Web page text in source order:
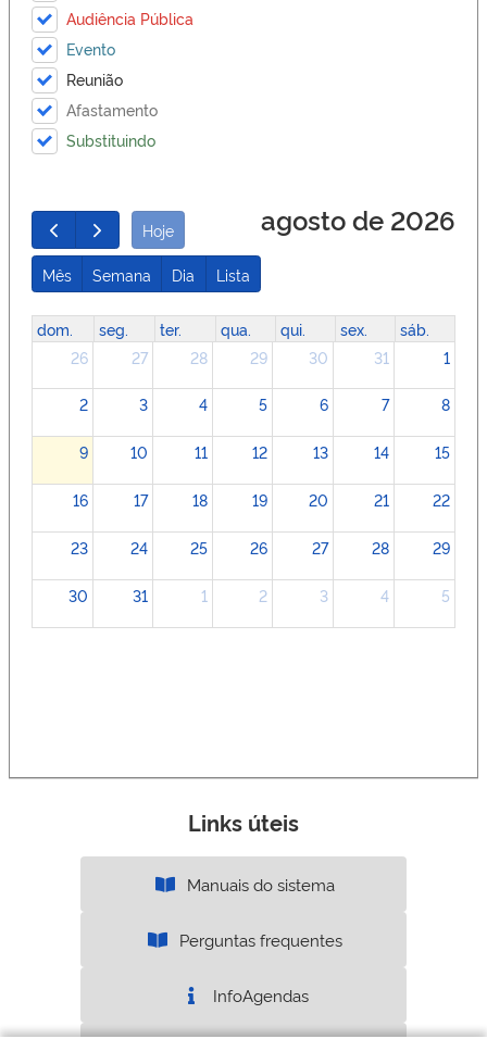
Audiência Pública
Evento
Reunião
Afastamento
Substituindo
Hoje agosto de 2026
Mês Semana Dia Lista
dom. seg. ter. qua. qui. sex.
sáb.
26
27 28 29 30 31 1
2 3 4 5 6 7 8
9 10 11 12 13 14 15
16 17 18 19 20 21 22
23 24 25 26 27 28 29
30 31 1 2 3 4 5
Links úteis
Manuais do sistema
Perguntas frequentes
InfoAgendas